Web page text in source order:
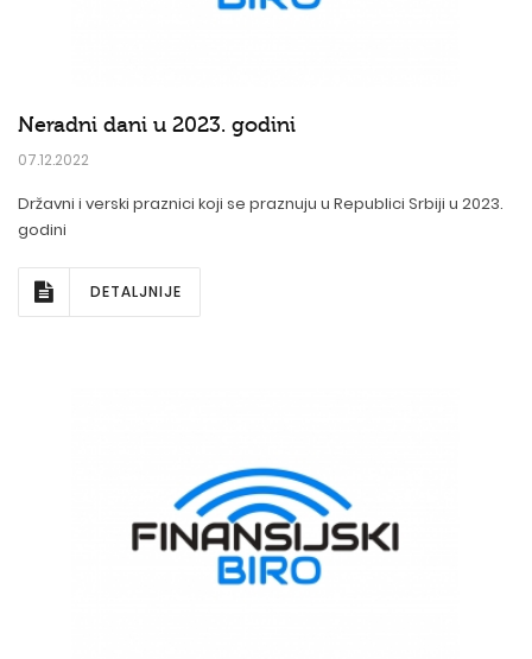
Neradni dani u 2023. godini
07.12.2022
Državni i verski praznici koji se praznuju u Republici Srbiji u 2023.
godini
DETALJNIJE